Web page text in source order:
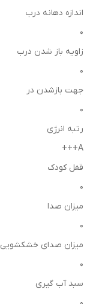
اندازه دهانه درب
0
زاویه باز شدن درب
0
جهت بازشدن در
0
رتبه انرژی
A+++
قفل کودک
0
میزان صدا
0
میزان صدای خشکشویی
0
سبد آب گیری